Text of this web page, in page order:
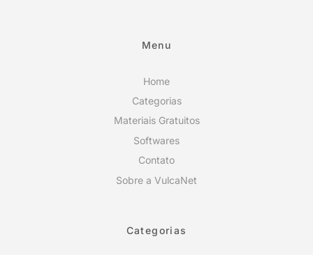
Menu
Home
Categorias
Materiais Gratuitos
Softwares
Contato
Sobre a VulcaNet
Categorias